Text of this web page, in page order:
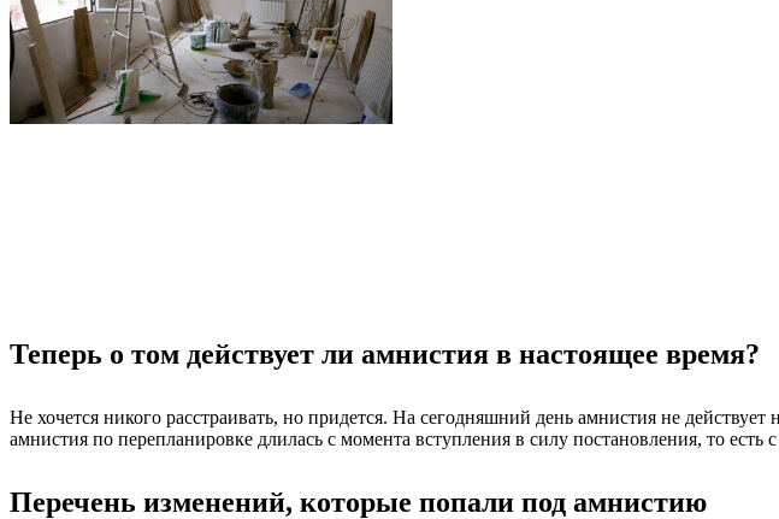
Теперь о том действует ли амнистия в настоящее время?
Не хочется никого расстраивать, но придется. На сегодняшний день амнистия не
амнистия по перепланировке длилась с момента вступления в силу постановления, то есть
Перечень изменений, которые попали под амнистию